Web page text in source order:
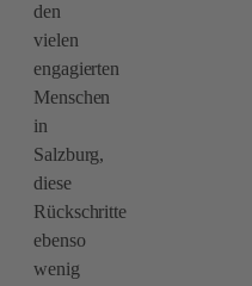
den
vielen
engagierten
Menschen
in
Salzburg,
diese
Rückschritte
ebenso
wenig